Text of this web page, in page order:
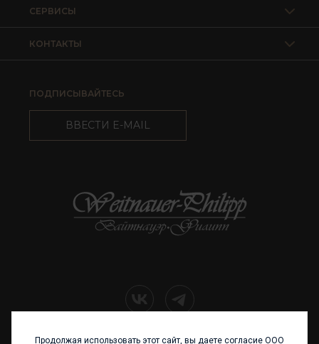
КОНТАКТЫ
СЕРВИСЫ
ПОДПИСЫВАЙТЕСЬ
ВВЕСТИ E-MAIL
Продолжая использовать этот сайт, вы даете согласие ООО